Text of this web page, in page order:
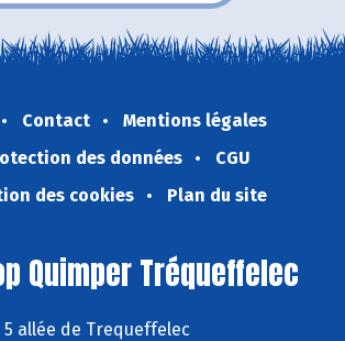
Contact
Mentions légales
des données
CGU
des cookies
Plan du site
Quimper Tréqueffelec
5 allée de Trequeffelec